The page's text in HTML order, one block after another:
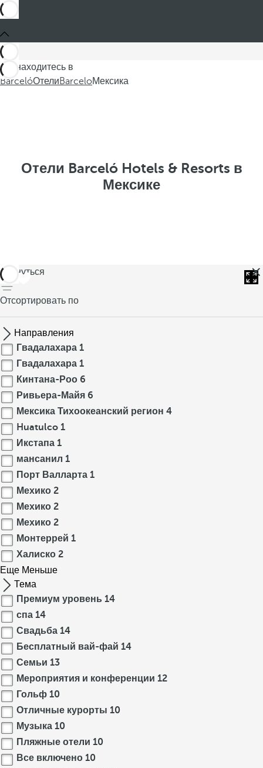
Вы находитесь в
BarcelóОтелиBarceloМексика
Отели Barceló Hotels & Resorts в
Мексике
вернуться
Отсортировать по
Направления
Гвадалахара 1
Гвадалахара 1
Кинтана-Роо 6
Ривьера-Майя 6
Мексика Тихоокеанский регион 4
Huatulco 1
Икстапа 1
мансанил 1
Порт Валларта 1
Мехико 2
Мехико 2
Мехико 2
Монтеррей 1
Халиско 2
Еще Меньше
Тема
Премиум уровень 14
спа 14
Свадьба 14
Бесплатный вай-фай 14
Семьи 13
Мероприятия и конференции 12
Гольф 10
Отличные курорты 10
Музыка 10
Пляжные отели 10
Все включено 10